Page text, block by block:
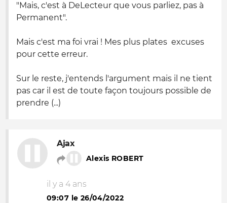
"Mais, c'est à DeLecteur que vous parliez, pas à
Permanent".
Mais c'est ma foi vrai ! Mes plus plates excuses
pour cette erreur.
Sur le reste, j'entends l'argument mais il ne tient
pas car il est de toute façon toujours possible de
prendre (...)
Ajax
Alexis ROBERT
il y a 4 ans
09:07 le 26/04/2022